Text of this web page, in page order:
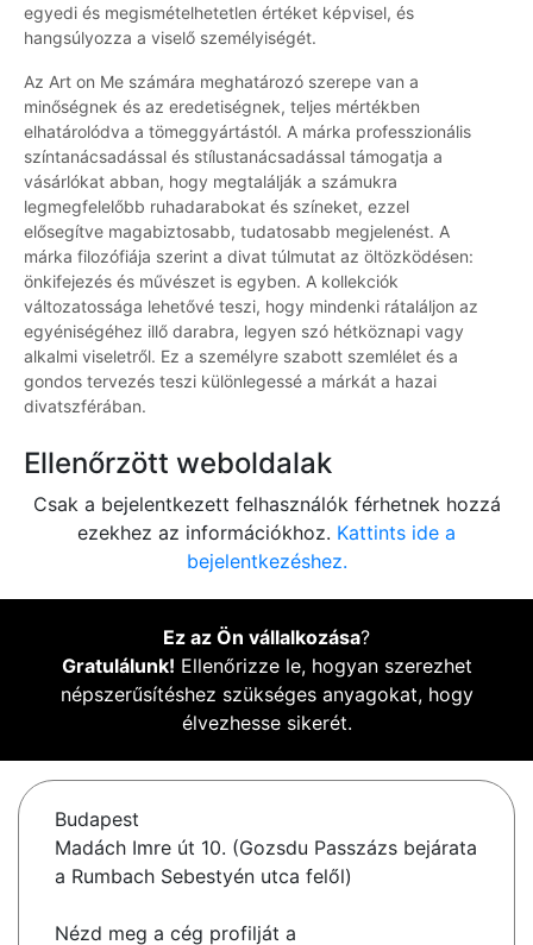
egyedi és megismételhetetlen értéket képvisel, és
hangsúlyozza a viselő személyiségét.
Az Art on Me számára meghatározó szerepe van a
minőségnek és az eredetiségnek, teljes mértékben
elhatárolódva a tömeggyártástól. A márka professzionális
színtanácsadással és stílustanácsadással támogatja a
vásárlókat abban, hogy megtalálják a számukra
legmegfelelőbb ruhadarabokat és színeket, ezzel
elősegítve magabiztosabb, tudatosabb megjelenést. A
márka filozófiája szerint a divat túlmutat az öltözködésen:
önkifejezés és művészet is egyben. A kollekciók
változatossága lehetővé teszi, hogy mindenki rátaláljon az
egyéniségéhez illő darabra, legyen szó hétköznapi vagy
alkalmi viseletről. Ez a személyre szabott szemlélet és a
gondos tervezés teszi különlegessé a márkát a hazai
divatszférában.
Ellenőrzött weboldalak
Csak a bejelentkezett felhasználók férhetnek hozzá
ezekhez az információkhoz. Kattints ide a
bejelentkezéshez.
Ez az Ön vállalkozása?
Gratulálunk! Ellenőrizze le, hogyan szerezhet
népszerűsítéshez szükséges anyagokat, hogy
élvezhesse sikerét.
Budapest
Madách Imre út 10. (Gozsdu Passzázs bejárata
a Rumbach Sebestyén utca felől)
Nézd meg a cég profilját a